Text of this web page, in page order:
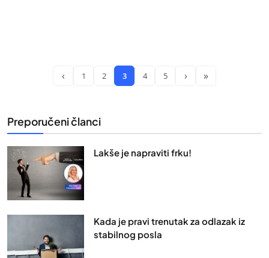
‹ 1 2 3 4 5 › »
Preporučeni članci
Lakše je napraviti frku!
Kada je pravi trenutak za odlazak iz
stabilnog posla